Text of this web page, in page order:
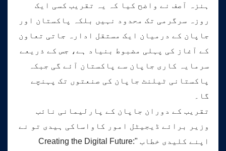
ہنزہ آصف نے واضح کیا کہ یہ تقریب کسی ایک
روزہ سرگرمی تک محدود نہیں بلکہ پاکستان اور
جاپان کے درمیان ایک مستقل ادارہ جاتی تعاون
کے آغاز کی پہلی مضبوط بنیاد ہے، جس کے ذریعے
سرمایہ کاری جاپان سے پاکستان آئے گی جبکہ
پاکستانی ٹیلنٹ جاپان کی صنعتوں تک پہنچے
گا۔
تقریب کے دوران جاپان کے پارلیمانی نائب
وزیر برائے ڈیجیٹل امور کاواساکی ہیدی تو نے
اپنے کلیدی خطاب "Creating the Digital Future: